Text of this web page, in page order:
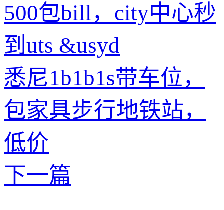
500包bill，city中心秒
到uts &usyd
悉尼1b1b1s带车位，
包家具步行地铁站，
低价
下一篇